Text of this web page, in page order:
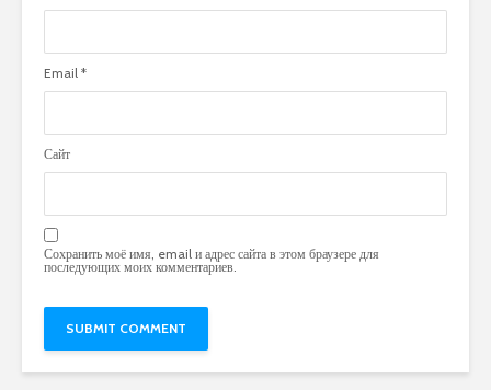
Email *
Сайт
Сохранить моё имя, email и адрес сайта в этом браузере для
последующих моих комментариев.